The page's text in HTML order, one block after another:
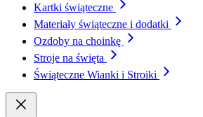
Kartki świąteczne
Materiały świąteczne i dodatki
Ozdoby na choinkę
Stroje na święta
Świąteczne Wianki i Stroiki